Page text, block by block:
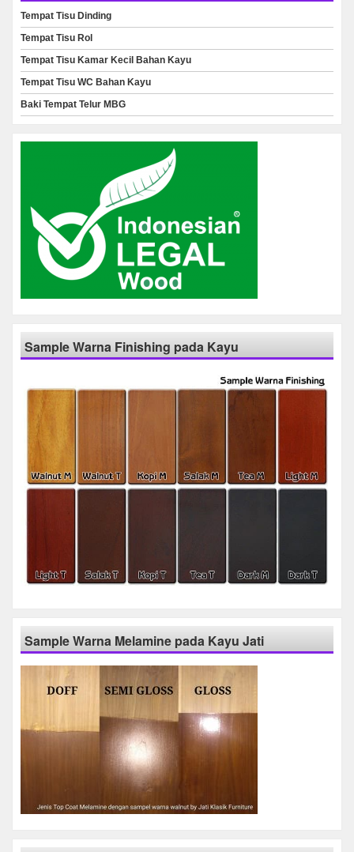
Tempat Tisu Dinding
Tempat Tisu Rol
Tempat Tisu Kamar Kecil Bahan Kayu
Tempat Tisu WC Bahan Kayu
Baki Tempat Telur MBG
Sample Warna Finishing pada Kayu
Sample Warna Melamine pada Kayu Jati